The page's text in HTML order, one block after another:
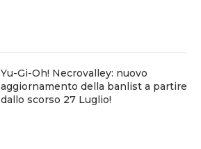
Yu-Gi-Oh! Necrovalley: nuovo
aggiornamento della banlist a partire
dallo scorso 27 Luglio!